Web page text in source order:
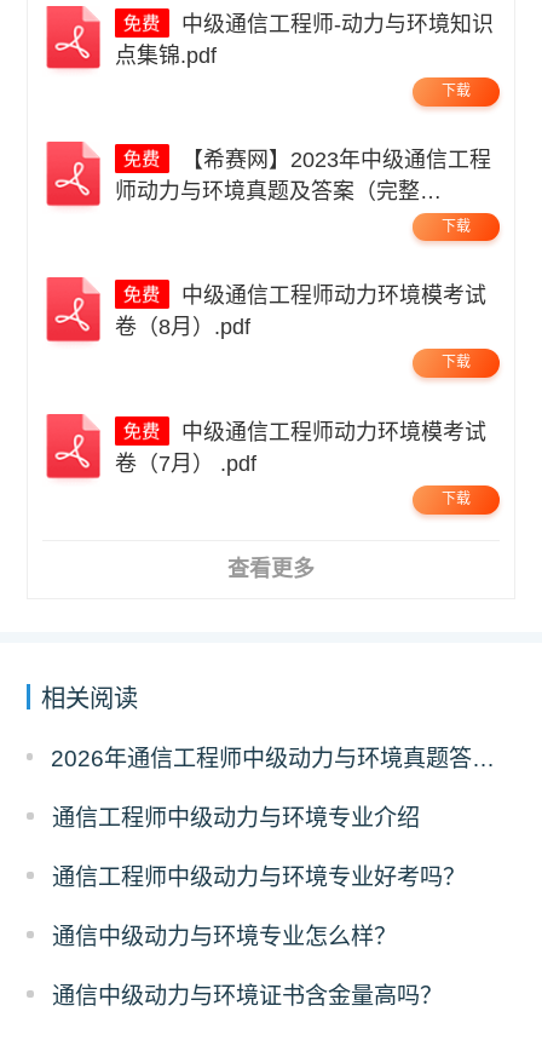
点集锦.pdf
下载
师动力与环境真题及答案（完整
下载
卷（8月）.pdf
下载
卷（7月） .pdf
下载
查看更多
相关阅读
2026年通信工程师中级动力与环境真题答案解析（考后更新）
通信工程师中级动力与环境专业介绍
通信工程师中级动力与环境专业好考吗？
通信中级动力与环境专业怎么样？
通信中级动力与环境证书含金量高吗？